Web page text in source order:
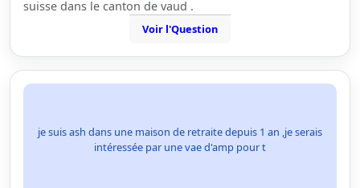
suisse dans le canton de vaud .
Voir l'Question
je suis ash dans une maison de retraite depuis 1 an ,je serais
intéressée par une vae d'amp pour t